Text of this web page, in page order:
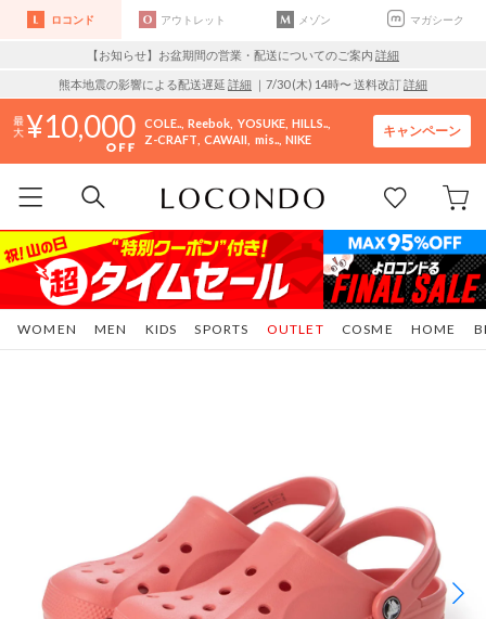
ロコンド アウトレット メゾン マガシーク
【お知らせ】お盆期間の営業・配送についてのご案内 詳細
熊本地震の影響による配送遅延 詳細 ｜7/30 (木) 14時〜 送料改訂詳細
10,000 COLE.. Reebok YOSUKE HILLS..
Z-CRAFT CAWAII mis.. NIKE
キャンペーン
WOMEN MEN KIDS SPORTS COSME HOME
OUTLET